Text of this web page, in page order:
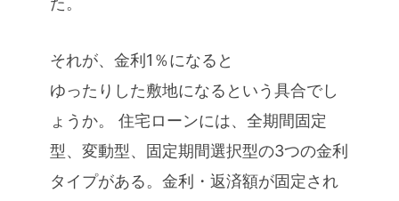
それが、金利1％になると
ゆったりした敷地になるという具合でし
ょうか。 住宅ローンには、全期間固定
型、変動型、固定期間選択型の3つの金利
タイプがある。金利・返済額が固定され